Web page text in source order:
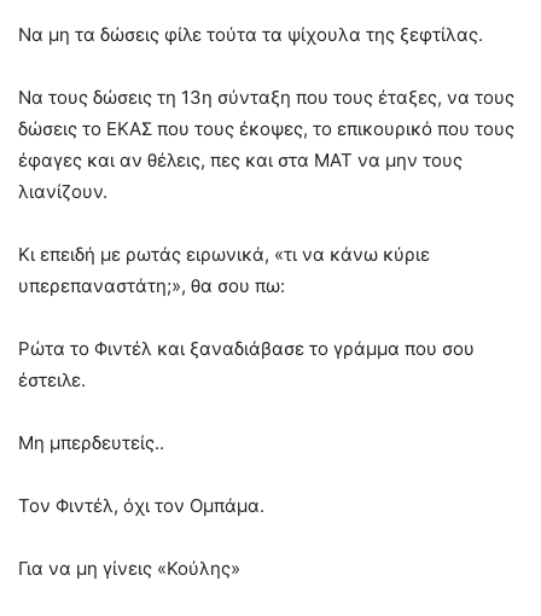
Να μη τα δώσεις φίλε τούτα τα ψίχουλα της ξεφτίλας.
Να τους δώσεις τη 13η σύνταξη που τους έταξες, να τους
δώσεις το ΕΚΑΣ που τους έκοψες, το επικουρικό που τους
έφαγες και αν θέλεις, πες και στα ΜΑΤ να μην τους
λιανίζουν.
Κι επειδή με ρωτάς ειρωνικά, «τι να κάνω κύριε
υπερεπαναστάτη;», θα σου πω:
Ρώτα το Φιντέλ και ξαναδιάβασε το γράμμα που σου
έστειλε.
Μη μπερδευτείς..
Τον Φιντέλ, όχι τον Ομπάμα.
Για να μη γίνεις «Κούλης»